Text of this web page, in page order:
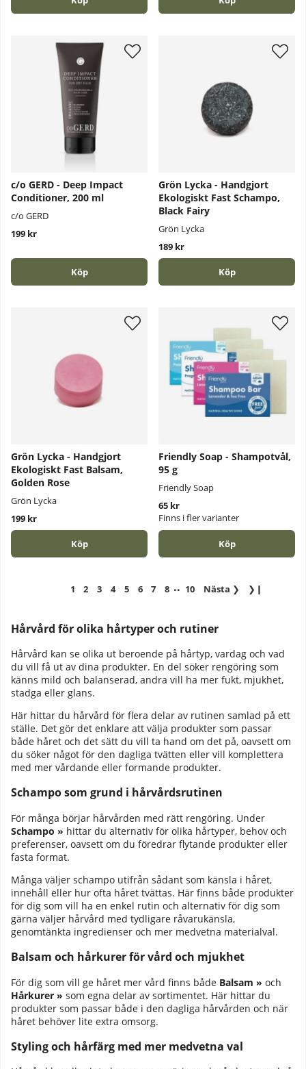
c/o GERD - Deep Impact
Conditioner, 200 ml
c/o GERD
199 kr
Köp
Grön Lycka - Handgjort
Ekologiskt Fast Schampo,
Black Fairy
Grön Lycka
189 kr
Köp
Grön Lycka - Handgjort
Ekologiskt Fast Balsam,
Golden Rose
Grön Lycka
199 kr
Köp
Friendly Soap - Shampotvål,
95 g
Friendly Soap
65 kr
Finns i fler varianter
Köp
1 2 3 4 5 6 7 8 .. 10 Nästa ❯ ❯❙
Hårvård för olika hårtyper och rutiner
Hårvård kan se olika ut beroende på hårtyp, vardag och vad
du vill få ut av dina produkter. En del söker rengöring som
känns mild och balanserad, andra vill ha mer fukt, mjukhet,
stadga eller glans.
Här hittar du hårvård för flera delar av rutinen samlad på ett
ställe. Det gör det enklare att välja produkter som passar
både håret och det sätt du vill ta hand om det på, oavsett om
du söker något för den dagliga tvätten eller vill komplettera
med mer vårdande eller formande produkter.
Schampo som grund i hårvårdsrutinen
För många börjar hårvården med rätt rengöring. Under
Schampo » hittar du alternativ för olika hårtyper, behov och
preferenser, oavsett om du föredrar flytande produkter eller
fasta format.
Många väljer schampo utifrån sådant som känsla i håret,
innehåll eller hur ofta håret tvättas. Här finns både produkter
för dig som vill ha en enkel rutin och alternativ för dig som
gärna väljer hårvård med tydligare råvarukänsla,
genomtänkta ingredienser och mer medvetna materialval.
Balsam och hårkurer för vård och mjukhet
För dig som vill ge håret mer vård finns både Balsam » och
Hårkurer » som egna delar av sortimentet. Här hittar du
produkter som passar både i den dagliga hårvården och när
håret behöver lite extra omsorg.
Styling och hårfärg med mer medvetna val